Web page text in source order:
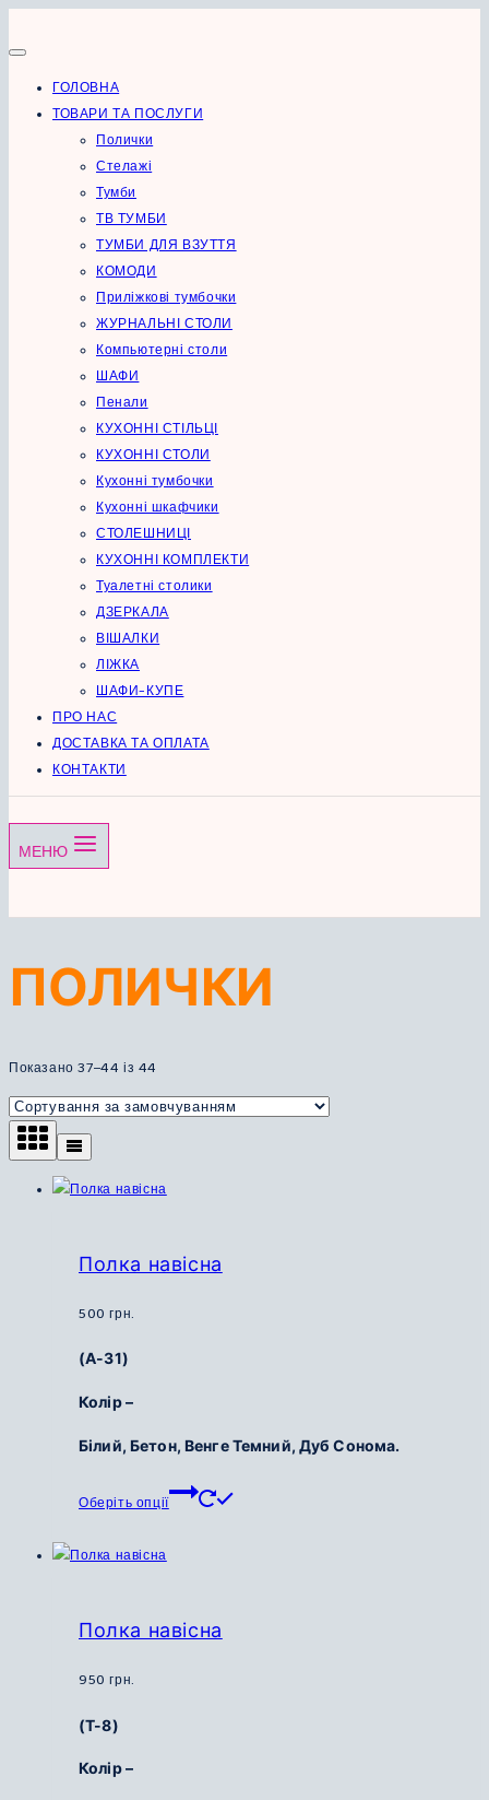
до
ГОЛОВНА
ТОВАРИ ТА ПОСЛУГИ
Полички
Стелажі
Тумби
ТВ ТУМБИ
ТУМБИ ДЛЯ ВЗУТТЯ
КОМОДИ
Приліжкові тумбочки
ЖУРНАЛЬНІ СТОЛИ
Компьютерні столи
ШАФИ
Пенали
КУХОННІ СТІЛЬЦІ
КУХОННІ СТОЛИ
Кухонні тумбочки
Кухонні шкафчики
СТОЛЕШНИЦІ
КУХОННІ КОМПЛЕКТИ
Туалетні столики
ДЗЕРКАЛА
ВІШАЛКИ
ЛІЖКА
ШАФИ-КУПЕ
ПРО НАС
ДОСТАВКА ТА ОПЛАТА
КОНТАКТИ
МЕНЮ
ПОЛИЧКИ
Показано 37–44 із 44
Полка навісна
500 грн.
(А-31)
Колір –
Білий, Бетон, Венге Темний, Дуб Сонома.
Оберіть опції
Цей
Полка навісна
950 грн.
(Т-8)
Колір –